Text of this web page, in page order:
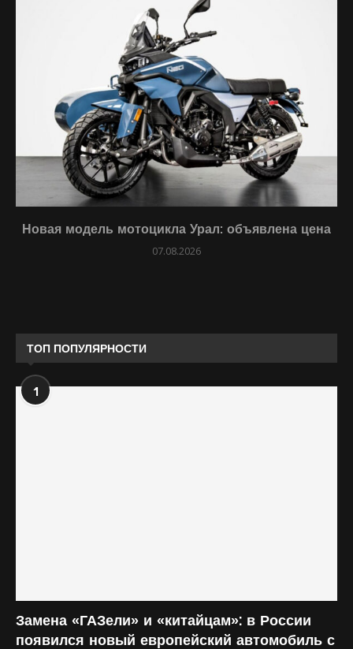
Новая модель мотоцикла Урал: объявлена цена
07.08.2026
ТОП ПОПУЛЯРНОСТИ
1
Замена «ГАЗели» и «китайцам»: в России
появился новый европейский автомобиль с